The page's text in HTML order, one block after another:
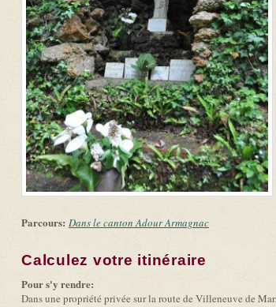
Parcours: Dans le canton Adour Armagnac
Calculez votre itinéraire
Pour s'y rendre:
Dans une propriété privée sur la route de Villeneuve de